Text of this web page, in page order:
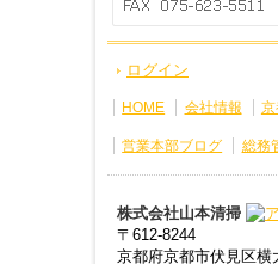
ログイン
HOME 会社情報
営業本部ブログ 総務
株式会社山本清掃
〒612-8244
京都府京都市伏見区横